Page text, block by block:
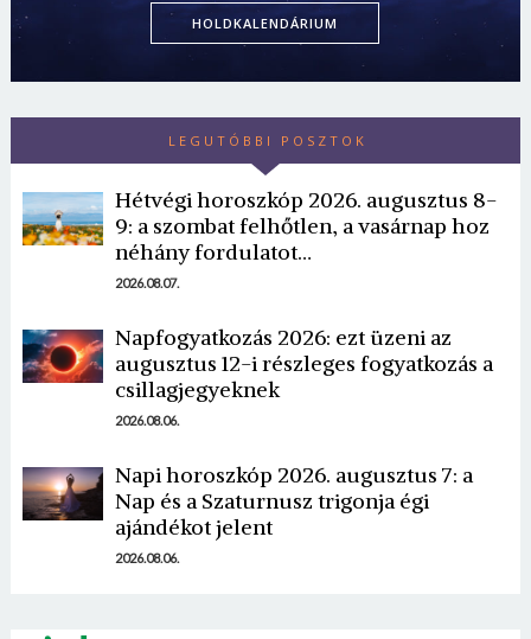
HOLDKALENDÁRIUM
LEGUTÓBBI POSZTOK
Hétvégi horoszkóp 2026. augusztus 8-
9: a szombat felhőtlen, a vasárnap hoz
néhány fordulatot…
2026.08.07.
Napfogyatkozás 2026: ezt üzeni az
augusztus 12-i részleges fogyatkozás a
csillagjegyeknek
2026.08.06.
Napi horoszkóp 2026. augusztus 7: a
Nap és a Szaturnusz trigonja égi
ajándékot jelent
2026.08.06.